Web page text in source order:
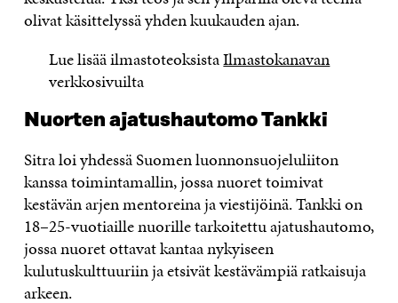
olivat käsittelyssä yhden kuukauden ajan.
Lue lisää ilmastoteoksistaIlmastokanavan
verkkosivuilta
Nuorten ajatushautomo Tankki
Sitra loi yhdessä Suomen luonnonsuojeluliiton
kanssa toimintamallin, jossa nuoret toimivat
kestävän arjen mentoreina ja viestijöinä. Tankki on
18–25-vuotiaille nuorille tarkoitettu ajatushautomo,
jossa nuoret ottavat kantaa nykyiseen
kulutuskulttuuriin ja etsivät kestävämpiä ratkaisuja
arkeen.